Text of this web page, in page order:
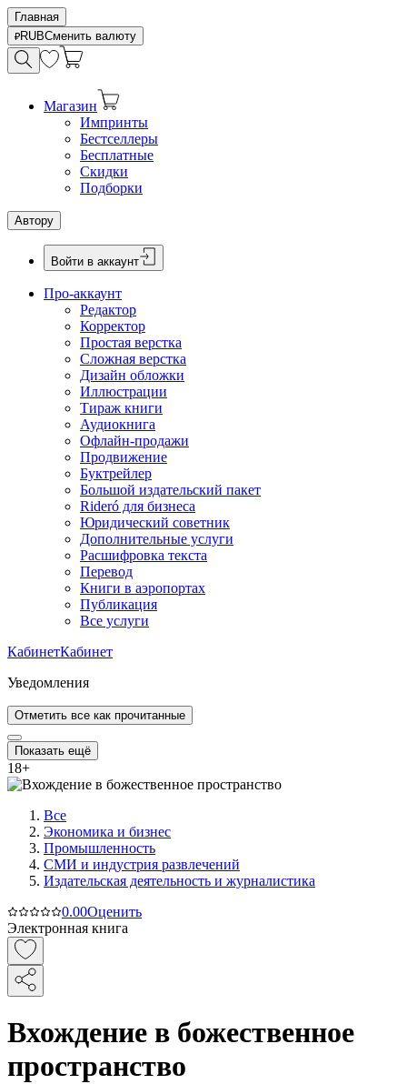
Главная
RUBСменить валюту
Магазин
Импринты
Бестселлеры
Бесплатные
Скидки
Подборки
Автору
Войти в аккаунт
Про-аккаунт
Редактор
Корректор
Простая верстка
Сложная верстка
Дизайн обложки
Иллюстрации
Тираж книги
Аудиокнига
Офлайн-продажи
Продвижение
Буктрейлер
Большой издательский пакет
Rideró для бизнеса
Юридический советник
Дополнительные услуги
Расшифровка текста
Перевод
Книги в аэропортах
Публикация
Все услуги
КабинетКабинет
Уведомления
Отметить все как прочитанные
Показать ещё
18+
Все
Экономика и бизнес
Промышленность
СМИ и индустрия развлечений
Издательская деятельность и журналистика
0.00Оценить
Электронная книга
Вхождение в божественное
пространство